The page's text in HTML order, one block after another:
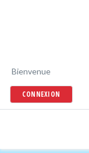
Bienvenue
CONNEXION